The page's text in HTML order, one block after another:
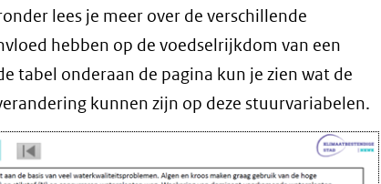
lees je meer over de verschillende
hebben op de voedselrijkdom van een
tabel onderaan de pagina kun je zien wat de
kunnen zijn op deze stuurvariabelen.